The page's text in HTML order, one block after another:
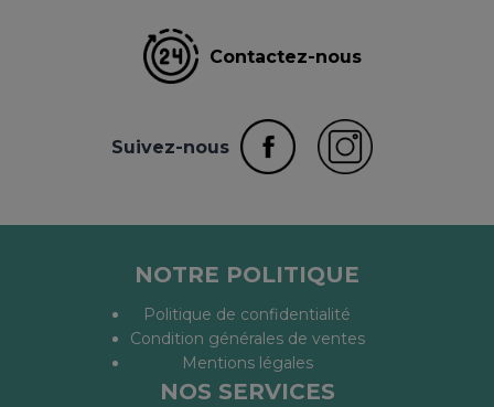
Contactez-nous
Suivez-nous
NOTRE POLITIQUE
Politique de confidentialité
Condition générales de ventes
Mentions légales
NOS SERVICES